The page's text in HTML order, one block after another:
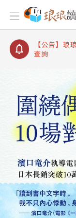
【公告】琅
【公告】琅
【公告】琅
查詢
【公告】